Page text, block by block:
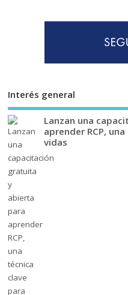
Interés general
Lanzan una
aprender RCP,
vidas